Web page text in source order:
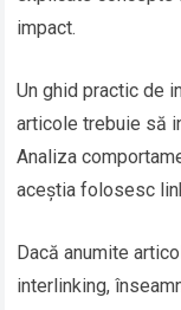
impact.
Un ghid practic de
articole trebuie să
Analiza
aceștia folosesc
Dacă anumite
interlinking,